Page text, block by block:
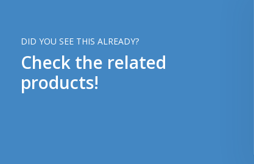
DID YOU SEE THIS ALREADY?
Check the related
products!